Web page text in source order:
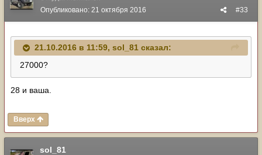
#33
Опубликовано: 21 октября 2016
21.10.2016 в 11:59, sol_81 сказал:
27000?
28 и ваша.
Вверх
sol_81